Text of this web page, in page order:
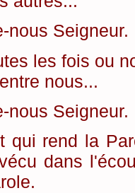
nous Seigneur.
les fois ou
nous...
nous Seigneur.
qui rend la
dans